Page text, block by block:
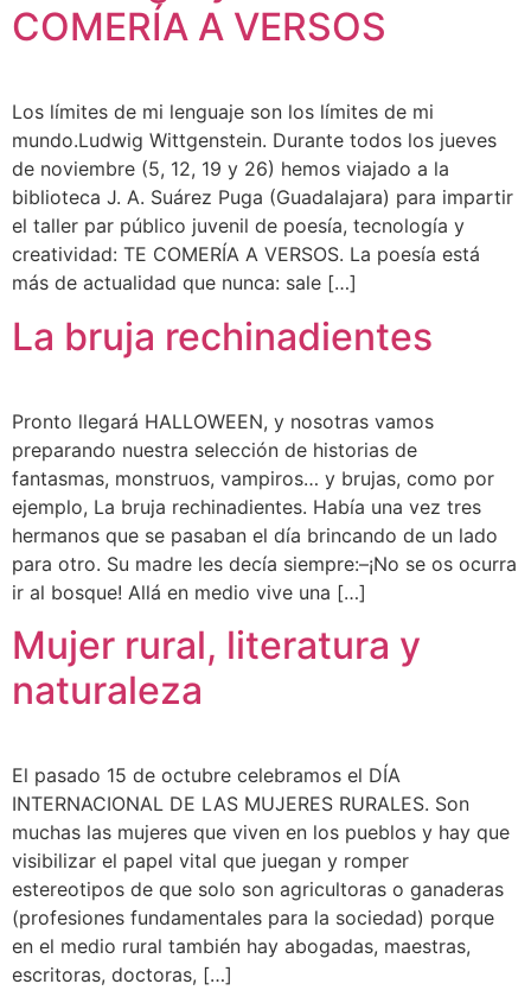
COMERÍA A VERSOS
Los límites de mi lenguaje son los límites de mi
mundo.Ludwig Wittgenstein. Durante todos los jueves
de noviembre (5, 12, 19 y 26) hemos viajado a la
biblioteca J. A. Suárez Puga (Guadalajara) para impartir
el taller par público juvenil de poesía, tecnología y
creatividad: TE COMERÍA A VERSOS. La poesía está
más de actualidad que nunca: sale […]
La bruja rechinadientes
Pronto llegará HALLOWEEN, y nosotras vamos
preparando nuestra selección de historias de
fantasmas, monstruos, vampiros… y brujas, como por
ejemplo, La bruja rechinadientes. Había una vez tres
hermanos que se pasaban el día brincando de un lado
para otro. Su madre les decía siempre:–¡No se os ocurra
ir al bosque! Allá en medio vive una […]
Mujer rural, literatura y
naturaleza
El pasado 15 de octubre celebramos el DÍA
INTERNACIONAL DE LAS MUJERES RURALES. Son
muchas las mujeres que viven en los pueblos y hay que
visibilizar el papel vital que juegan y romper
estereotipos de que solo son agricultoras o ganaderas
(profesiones fundamentales para la sociedad) porque
en el medio rural también hay abogadas, maestras,
escritoras, doctoras, […]